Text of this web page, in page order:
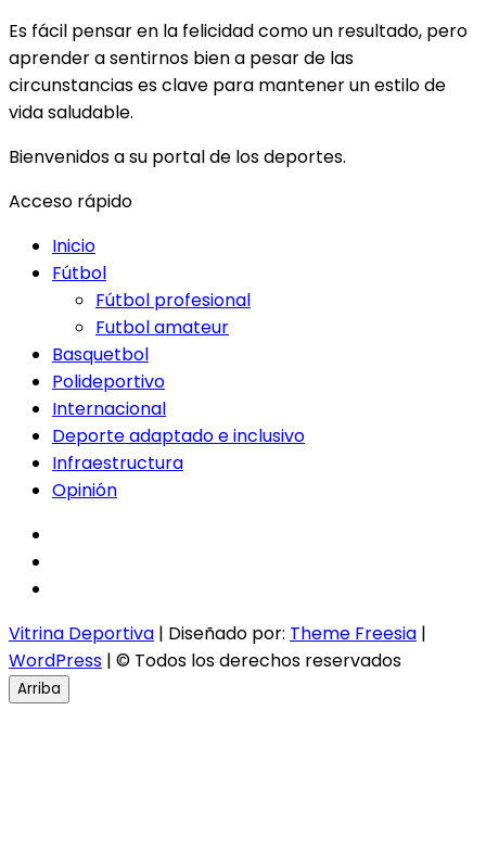
Es fácil pensar en la felicidad como un resultado, pero
aprender a sentirnos bien a pesar de las
circunstancias es clave para mantener un estilo de
vida saludable.
Bienvenidos a su portal de los deportes.
Acceso rápido
Inicio
Fútbol
Fútbol profesional
Futbol amateur
Basquetbol
Polideportivo
Internacional
Deporte adaptado e inclusivo
Infraestructura
Opinión
Vitrina Deportiva | Diseñado por: Theme Freesia |
WordPress | © Todos los derechos reservados
Arriba